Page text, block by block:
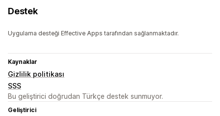
Destek
Uygulama desteği Effective Apps tarafından sağlanmaktadır.
Kaynaklar
Gizlilik politikası
SSS
Bu geliştirici doğrudan Türkçe destek sunmuyor.
Geliştirici